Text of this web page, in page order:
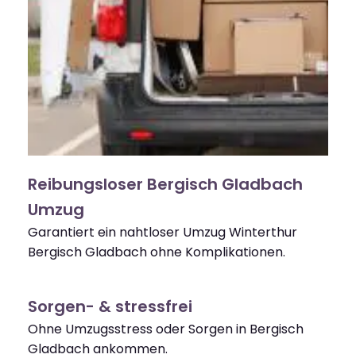
Reibungsloser Bergisch Gladbach
Umzug
Garantiert ein nahtloser Umzug Winterthur
Bergisch Gladbach ohne Komplikationen.
Sorgen- & stressfrei
Ohne Umzugsstress oder Sorgen in Bergisch
Gladbach ankommen.